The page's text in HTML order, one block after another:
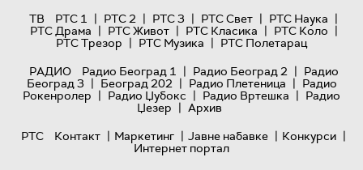
ТВ
РТС 1 | РТС 2 | РТС 3 | РТС Свет | РТС Наука |
РТС Драма | РТС Живот | РТС Класика | РТС Коло |
РТС Трезор | РТС Музика | РТС Полетарац
РАДИО
Радио Београд 1 | Радио Београд 2 | Радио
Београд 3 | Београд 202 | Радио Плетеница | Радио
Рокенролер | Радио Џубокс | Радио Вртешка | Радио
Џезер | Архив
РТС
Контакт | Маркетинг | Јавне набавке | Конкурси |
Интернет портал